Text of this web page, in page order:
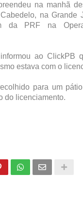
na manhã
na Grande
da PRF na
ao ClickPB
estava com o
para um
do licenciamento.